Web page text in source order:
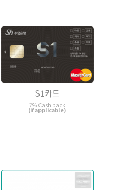
S1카드
7% Cash back
(if applicable)